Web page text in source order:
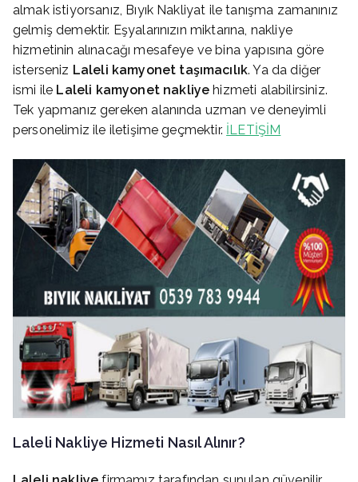
almak istiyorsanız, Bıyık Nakliyat ile tanışma zamanınız
gelmiş demektir. Eşyalarınızın miktarına, nakliye
hizmetinin alınacağı mesafeye ve bina yapısına göre
isterseniz Laleli kamyonet taşımacılık. Ya da diğer
ismi ile Laleli kamyonet nakliye hizmeti alabilirsiniz.
Tek yapmanız gereken alanında uzman ve deneyimli
personelimiz ile iletişime geçmektir. İLETİŞİM
Laleli Nakliye Hizmeti Nasıl Alınır?